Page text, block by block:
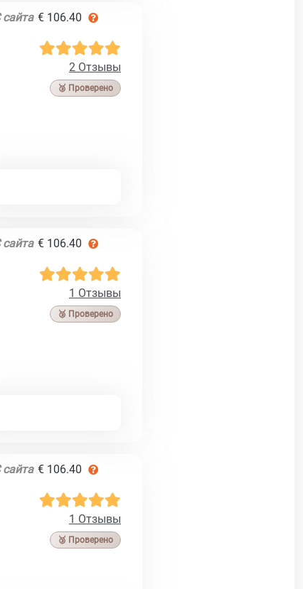
сайта € 106.40
2 Отзывы
🥉 Проверено
сайта € 106.40
1 Отзывы
🥉 Проверено
сайта € 106.40
1 Отзывы
🥉 Проверено